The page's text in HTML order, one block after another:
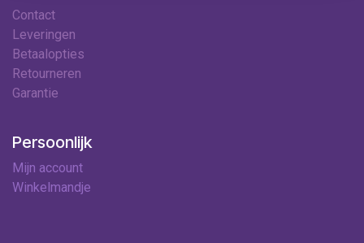
Contact
Leveringen
Betaalopties
Retourneren
Garantie
Persoonlijk
Mijn account
Winkelmandje